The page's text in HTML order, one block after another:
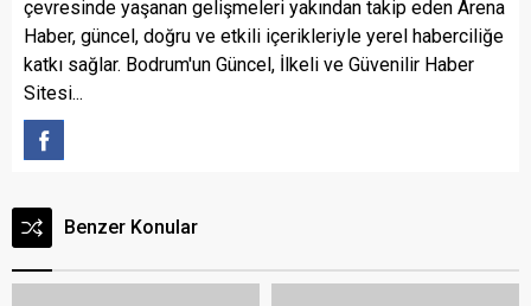
çevresinde yaşanan gelişmeleri yakından takip eden Arena
Haber, güncel, doğru ve etkili içerikleriyle yerel haberciliğe
katkı sağlar. Bodrum'un Güncel, İlkeli ve Güvenilir Haber
Sitesi...
Benzer Konular